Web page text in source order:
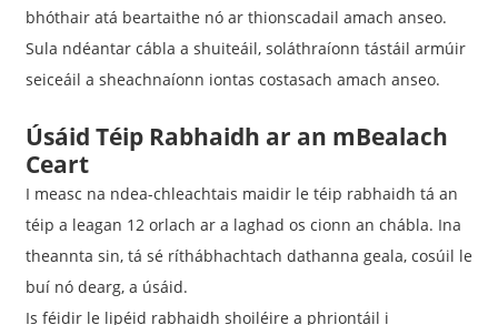
bhóthair atá beartaithe nó ar thionscadail amach anseo.
Sula ndéantar cábla a shuiteáil, soláthraíonn tástáil armúir
seiceáil a sheachnaíonn iontas costasach amach anseo.
Úsáid Téip Rabhaidh ar an mBealach
Ceart
I measc na ndea-chleachtais maidir le téip rabhaidh tá an
téip a leagan 12 orlach ar a laghad os cionn an chábla. Ina
theannta sin, tá sé ríthábhachtach dathanna geala, cosúil le
buí nó dearg, a úsáid.
Is féidir le lipéid rabhaidh shoiléire a phriontáil i